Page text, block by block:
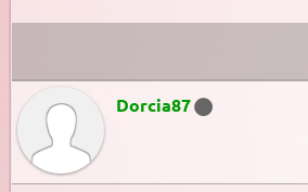
Dorcia87